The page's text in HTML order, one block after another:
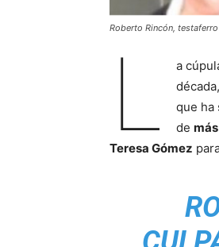
Roberto Rincón,
L
a
que ha
de
Teresa Gómez